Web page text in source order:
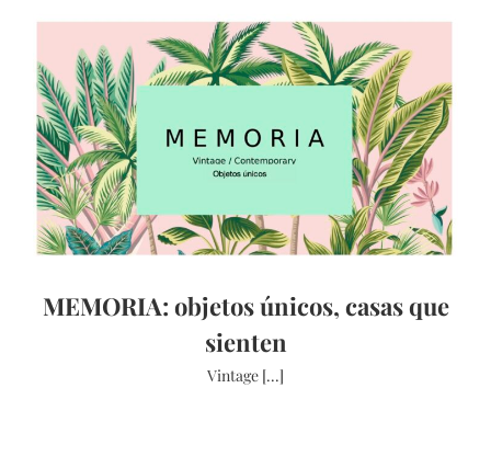
MEMORIA: objetos únicos, casas que
sienten
Vintage [...]